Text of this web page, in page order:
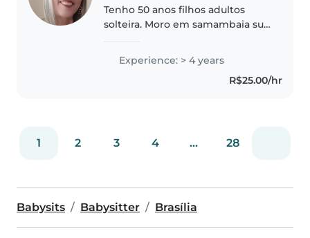
Tenho 50 anos filhos adultos
solteira. Moro em samambaia sul.
experiencia. Gosto muito de
crianças.
............................,............................................
Experience: > 4 years
R$25.00/hr
1 2 3 4 ... 28
Babysits Babysitter Brasília